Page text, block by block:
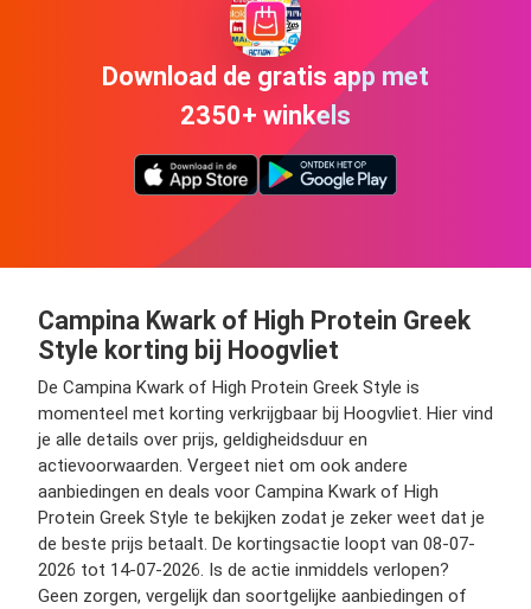
Download de gratis app met
2350+ winkels
Campina Kwark of High Protein Greek
Style korting bij Hoogvliet
De Campina Kwark of High Protein Greek Style is
momenteel met korting verkrijgbaar bij Hoogvliet. Hier vind
je alle details over prijs, geldigheidsduur en
actievoorwaarden. Vergeet niet om ook andere
aanbiedingen en deals voor Campina Kwark of High
Protein Greek Style te bekijken zodat je zeker weet dat je
de beste prijs betaalt. De kortingsactie loopt van 08-07-
2026 tot 14-07-2026. Is de actie inmiddels verlopen?
Geen zorgen, vergelijk dan soortgelijke aanbiedingen of